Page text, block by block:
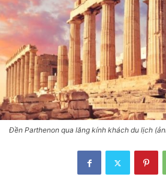
Đền Parthenon qua lăng kính khách du lịch